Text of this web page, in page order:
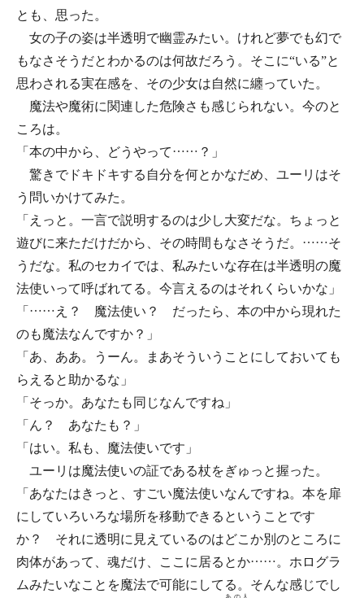
とも、思った。
女の子の姿は半透明で幽霊みたい。けれど夢でも幻で
もなさそうだとわかるのは何故だろう。そこに“いる”と
思わされる実在感を、その少女は自然に纏っていた。
魔法や魔術に関連した危険さも感じられない。今のと
ころは。
「本の中から、どうやって……？」
驚きでドキドキする自分を何とかなだめ、ユーリはそ
う問いかけてみた。
「えっと。一言で説明するのは少し大変だな。ちょっと
遊びに来ただけだから、その時間もなさそうだ。……そ
うだな。私のセカイでは、私みたいな存在は半透明の魔
法使いって呼ばれてる。今言えるのはそれくらいかな」
「……え？ 魔法使い？ だったら、本の中から現れた
のも魔法なんですか？」
「あ、ああ。うーん。まあそういうことにしておいても
らえると助かるな」
「そっか。あなたも同じなんですね」
「ん？ あなたも？」
「はい。私も、魔法使いです」
ユーリは魔法使いの証である杖をぎゅっと握った。
「あなたはきっと、すごい魔法使いなんですね。本を扉
にしていろいろな場所を移動できるということです
か？ それに透明に見えているのはどこか別のところに
肉体があって、魂だけ、ここに居るとか……。ホログラ
ムみたいなことを魔法で可能にしてる。そんな感じでし